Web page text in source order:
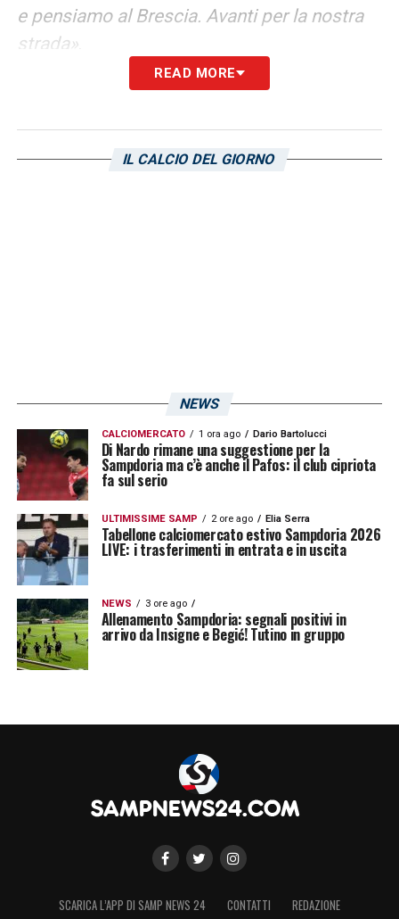
e pensiamo al Brescia. Avanti per la nostra
strada».
READ MORE
IL CALCIO DEL GIORNO
NEWS
CALCIOMERCATO 1 ora ago Dario Bartolucci
Di Nardo rimane una suggestione per la
Sampdoria ma c’è anche il Pafos: il club cipriota
fa sul serio
ULTIMISSIME SAMP 2 ore ago Elia Serra
Tabellone calciomercato estivo Sampdoria 2026
LIVE: i trasferimenti in entrata e in uscita
NEWS 3 ore ago
Allenamento Sampdoria: segnali positivi in
arrivo da Insigne e Begić! Tutino in gruppo
SCARICA L’APP DI SAMP NEWS 24 CONTATTI REDAZIONE